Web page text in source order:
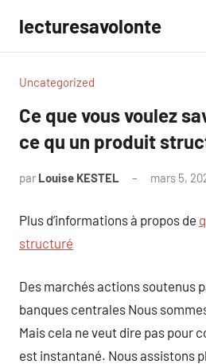
contenu
lecturesavolonte
Uncategorized
Ce que vous voulez
ce qu un produit
par Louise KESTEL mars 5,
Plus d’informations à propos de
structuré
Des marchés actions soutenus
banques centrales Nous
Mais cela ne veut dire pas pour
est instantané. Nous assistons